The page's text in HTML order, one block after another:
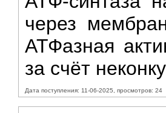
через
АТФазная
за счёт
Дата поступления: 11-06-2025, просмотров: 24